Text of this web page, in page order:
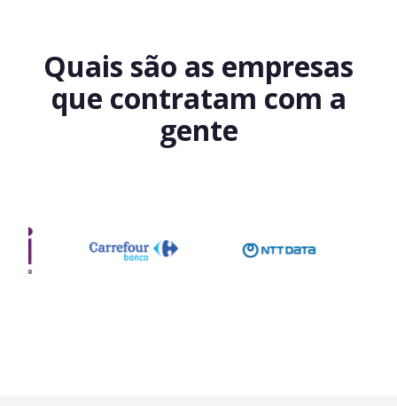
Quais são as empresas
que contratam com a
gente